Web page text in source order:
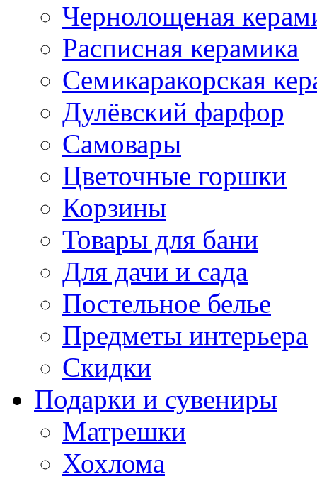
Чернолощеная
Расписная керамика
Семикаракорская
Дулёвский фарфор
Самовары
Цветочные горшки
Корзины
Товары для бани
Для дачи и сада
Постельное белье
Предметы интерьера
Скидки
Подарки и сувениры
Матрешки
Хохлома